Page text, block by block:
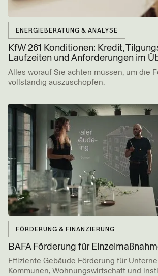
KfW 261 Konditionen: Kredit,
Laufzeiten und Anforderungen im
ENERGIEBERATUNG & ANALYSE
Alles worauf Sie achten müssen, um die
vollständig auszuschöpfen.
BAFA Förderung für
FÖRDERUNG & FINANZIERUNG
Effiziente Gebäude Förderung für
Kommunen, Wohnungswirtschaft und